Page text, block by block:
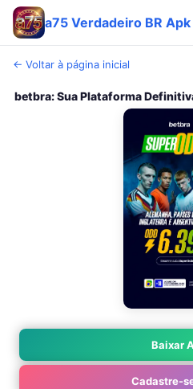
← Voltar à página inicial
betbra: Sua Plataforma
Baixar
Cadastre-